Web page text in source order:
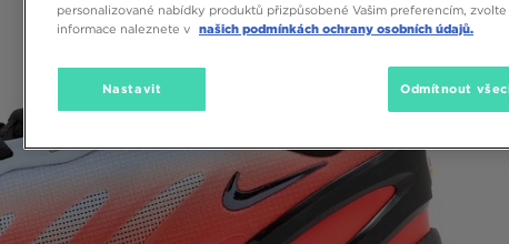
personalizované nabídky produktů přizpůsobené Vašim preferencím,
informace naleznete v našich podmínkách ochrany osobních údajů.
Nastavit Odmítnout